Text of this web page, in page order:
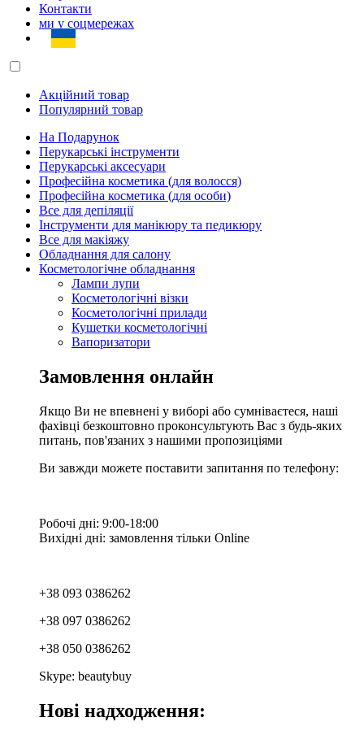
Контакти
ми у соцмережах
Акційний товар
Популярний товар
На Подарунок
Перукарські інструменти
Перукарські аксесуари
Професійна косметика (для волосся)
Професійна косметика (для особи)
Все для депіляції
Інструменти для манікюру та педикюру
Все для макіяжу
Обладнання для салону
Косметологічне обладнання
Лампи лупи
Косметологічні візки
Косметологічні прилади
Кушетки косметологічні
Вапоризатори
Замовлення онлайн
Якщо Ви не впевнені у виборі або сумніваєтеся, наші
фахівці безкоштовно проконсультують Вас з будь-яких
питань, пов'язаних з нашими пропозиціями
Ви завжди можете поставити запитання по телефону:
Робочі дні: 9:00-18:00
Вихідні дні: замовлення тільки Online
+38 093 0386262
+38 097 0386262
+38 050 0386262
Skype: beautybuy
Нові надходження: